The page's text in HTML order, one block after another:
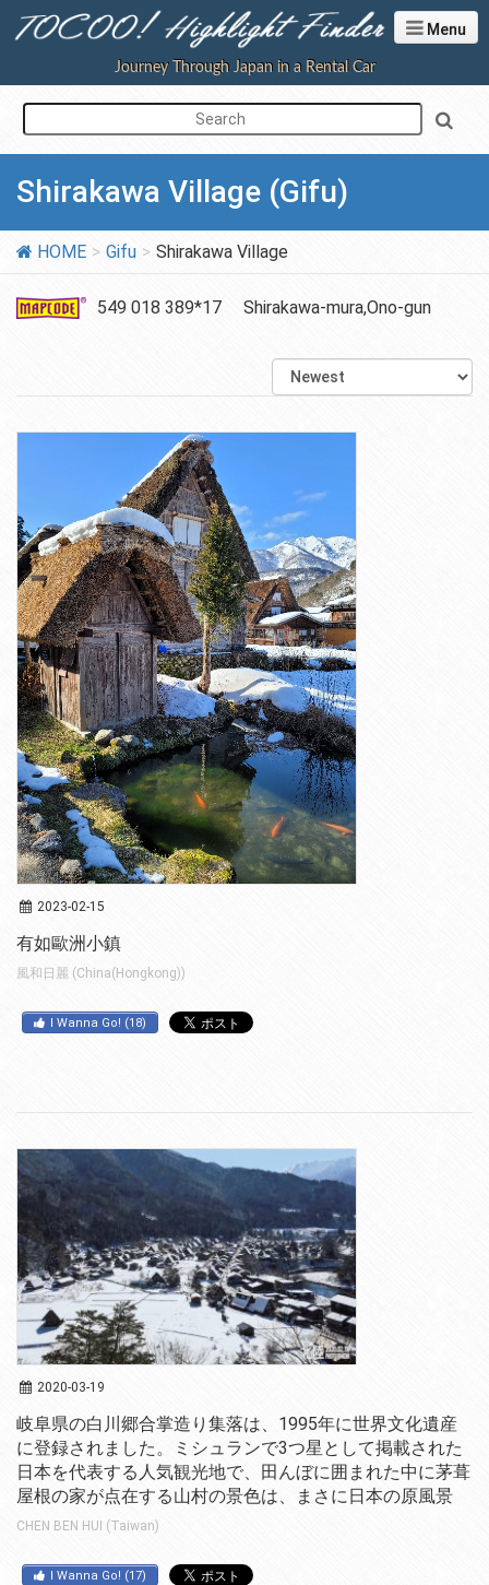
Journey Through Japan in a Rental Car
Menu
Shirakawa Village (Gifu)
HOME Gifu Shirakawa Village
549 018 389*17 Shirakawa-mura,Ono-gun
2023-02-15
有如歐洲小鎮
風和日麗 (China(Hongkong))
I Wanna Go! (18)
2020-03-19
岐阜県の白川郷合掌造り集落は、1995年に世界文化遺産
に登録されました。ミシュランで3つ星として掲載された
日本を代表する人気観光地で、田んぼに囲まれた中に茅葺
屋根の家が点在する山村の景色は、まさに日本の原風景
CHEN BEN HUI (Taiwan)
I Wanna Go! (17)